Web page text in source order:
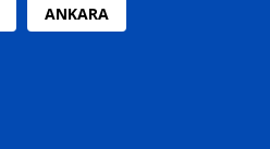
ANKARA